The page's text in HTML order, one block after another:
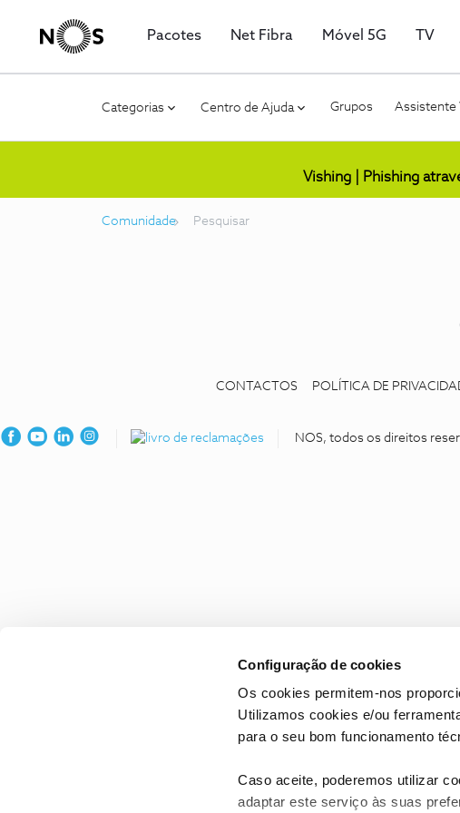
Configuração de cookies
Os cookies permitem-nos
Utilizamos cookies e/ou
para o seu bom funcionamento
Caso aceite, poderemos utilizar
adaptar este serviço às suas
Pacotes Net Fibra Móvel 5G TV
Categorias Centro de Ajuda Grupos Assistente
Vishing | Phishing
Comunidade Pesquisar
CONTACTOS POLÍTICA DE
NOS, todos os direitos